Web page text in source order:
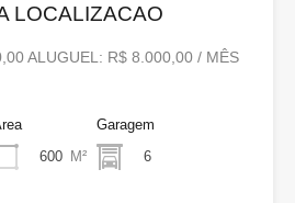
LOCALIZACAO
ALUGUEL: R$ 8.000,00 / MÊS
600 M²
Garagem
6